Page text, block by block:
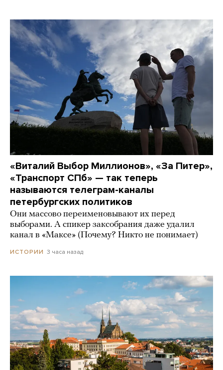
«Виталий Выбор Миллионов», «За Питер»,
«Транспорт СПб» — так теперь
называются телеграм-каналы
петербургских политиков
Они массово переименовывают их перед
выборами. А спикер заксобрания даже удалил
канал в «Максе» (Почему? Никто не понимает)
ИСТОРИИ 3 часа назад